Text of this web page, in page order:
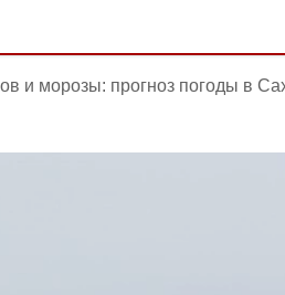
и морозы: прогноз погоды в